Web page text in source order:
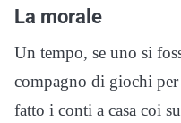
La morale
Un tempo, se uno si
compagno di giochi
fatto i conti a casa coi